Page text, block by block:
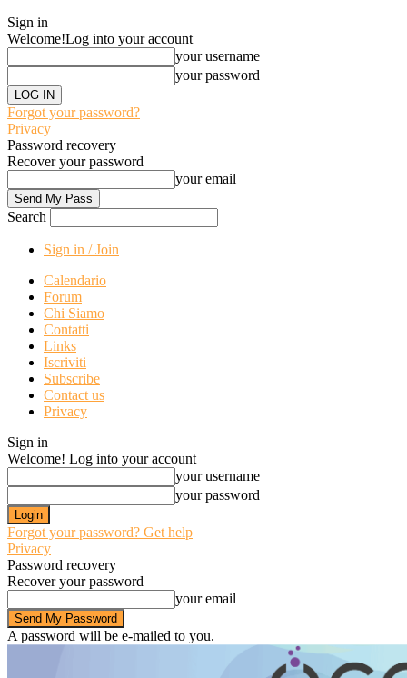
Sign in
Welcome!Log into your account
your username
your password
Forgot your password?
Privacy
Password recovery
Recover your password
your email
Search
Sign in / Join
Calendario
Forum
Chi Siamo
Contatti
Links
Iscriviti
Subscribe
Contact us
Privacy
Sign in
Welcome! Log into your account
your username
your password
Forgot your password? Get help
Privacy
Password recovery
Recover your password
your email
A password will be e-mailed to you.